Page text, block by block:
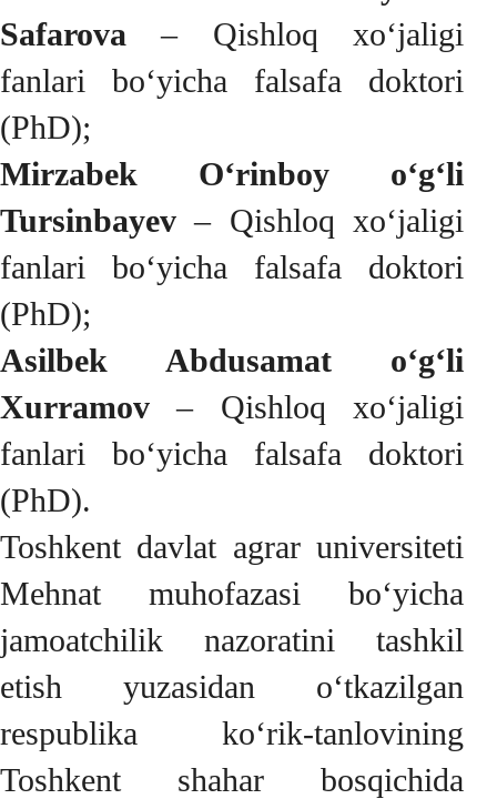
Safarova – Qishloq xo‘jaligi
fanlari bo‘yicha falsafa doktori
(PhD);
Mirzabek O‘rinboy o‘g‘li
Tursinbayev – Qishloq xo‘jaligi
fanlari bo‘yicha falsafa doktori
(PhD);
Asilbek Abdusamat o‘g‘li
Xurramov – Qishloq xo‘jaligi
fanlari bo‘yicha falsafa doktori
(PhD).
Toshkent davlat agrar universiteti
Mehnat muhofazasi bo‘yicha
jamoatchilik nazoratini tashkil
etish yuzasidan o‘tkazilgan
respublika ko‘rik-tanlovining
Toshkent shahar bosqichida